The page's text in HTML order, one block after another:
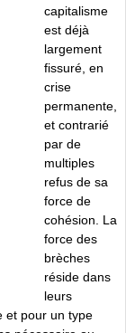
capitalisme
est déjà
largement
fissuré, en
crise
permanente,
et contrarié
par de
multiples
refus de sa
force de
cohésion. La
force des
brèches
réside dans
leurs
et pour un type